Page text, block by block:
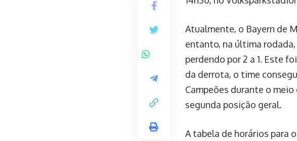
Atualmente, o Bayern de
entanto, na última
perdendo por 2 a 1. Este
da derrota, o time
Campeões durante o
segunda posição geral.
A tabela de horários para